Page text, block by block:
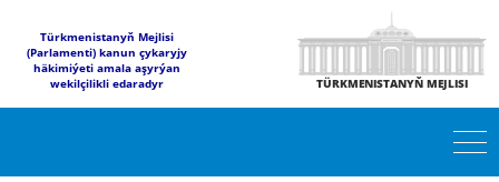
Türkmenistanyň Mejlisi
(Parlamenti) kanun çykaryjy
häkimiýeti amala aşyrýan
wekilçilikli edaradyr
TÜRKMENISTANYŇ MEJLISI